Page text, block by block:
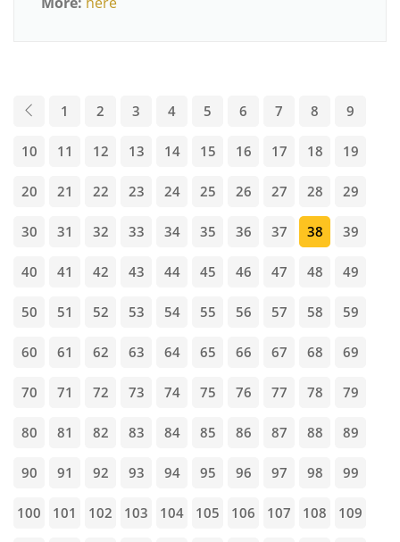
1 2 3 4 5 6 7 8 9
10 11 12 13 14 15 16 17 18 19
20 21 22 23 24 25 26 27 28 29
30 31 32 33 34 35 36 37 38 39
40 41 42 43 44 45 46 47 48 49
50 51 52 53 54 55 56 57 58 59
60 61 62 63 64 65 66 67 68 69
70 71 72 73 74 75 76 77 78 79
80 81 82 83 84 85 86 87 88 89
90 91 92 93 94 95 96 97 98 99
100 101 102 103 104 105 106 107 108 109